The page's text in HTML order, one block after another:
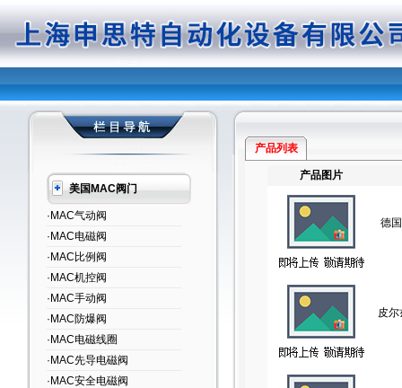
美国MAC阀门
·MAC气动阀
·MAC电磁阀
·MAC比例阀
·MAC机控阀
·MAC手动阀
·MAC防爆阀
·MAC电磁线圈
·MAC先导电磁阀
·MAC安全电磁阀
产品列表
产品图片
德
皮